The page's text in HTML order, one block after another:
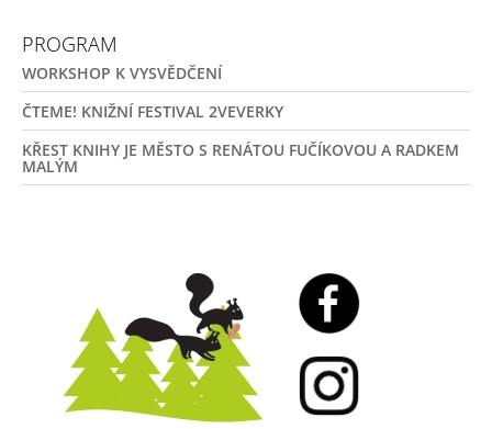
PROGRAM
WORKSHOP K VYSVĚDČENÍ
ČTEME! KNIŽNÍ FESTIVAL 2VEVERKY
KŘEST KNIHY JE MĚSTO S RENÁTOU FUČÍKOVOU A RADKEM
MALÝM